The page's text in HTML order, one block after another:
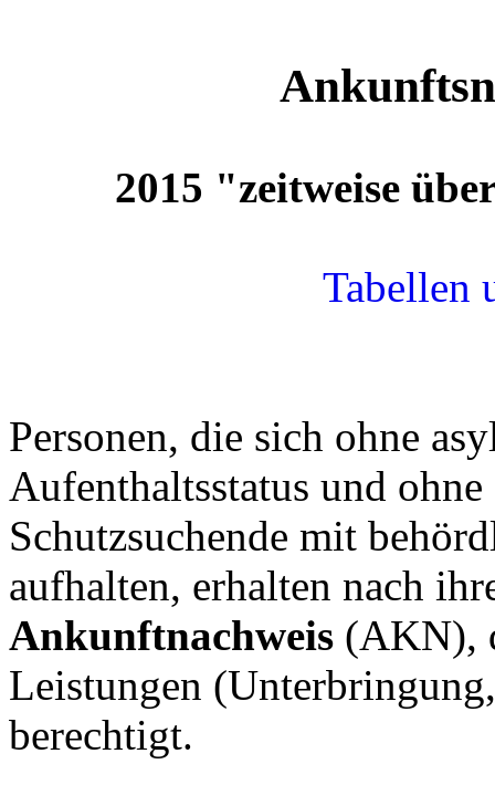
2015 "zeitweise
Tabellen
Personen, die sich ohne
Aufenthaltsstatus und
Schutzsuchende mit
aufhalten, erhalten nach
Ankunftnachweis (AKN),
Leistungen
berechtigt.